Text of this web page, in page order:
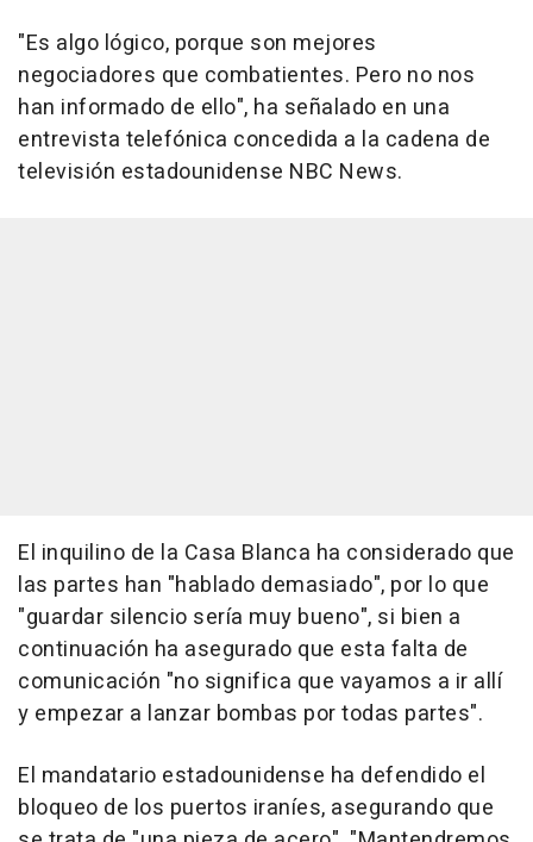
"Es algo lógico, porque son mejores
negociadores que combatientes. Pero no nos
han informado de ello", ha señalado en una
entrevista telefónica concedida a la cadena de
televisión estadounidense NBC News.
El inquilino de la Casa Blanca ha considerado que
las partes han "hablado demasiado", por lo que
"guardar silencio sería muy bueno", si bien a
continuación ha asegurado que esta falta de
comunicación "no significa que vayamos a ir allí
y empezar a lanzar bombas por todas partes".
El mandatario estadounidense ha defendido el
bloqueo de los puertos iraníes, asegurando que